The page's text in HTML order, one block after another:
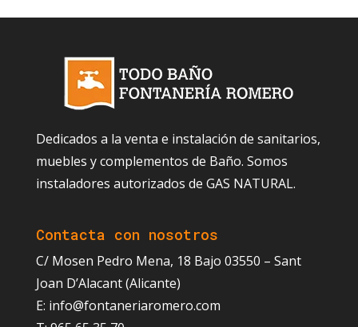
Dedicados a la venta e instalación de sanitarios,
muebles y complementos de Baño. Somos
instaladores autorizados de GAS NATURAL.
Contacta con nosotros
C/ Mosen Pedro Mena, 18 Bajo 03550 – Sant
Joan D’Alacant (Alicante)
E: info@fontaneriaromero.com